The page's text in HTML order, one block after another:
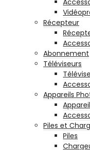
Récepteur
Abonnement
Téléviseurs
Appareils
Piles et
Piles